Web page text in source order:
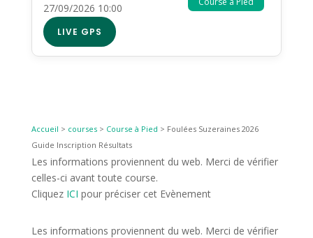
27/09/2026 10:00
LIVE GPS
Accueil > courses> Course à Pied > Foulées Suzeraines 2026
Guide Inscription Résultats
Les informations proviennent du web. Merci de vérifier
celles-ci avant toute course.
Cliquez ICI pour préciser cet Evènement
Les informations proviennent du web. Merci de vérifier